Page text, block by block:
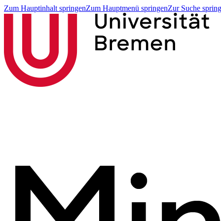
Zum Hauptinhalt springenZum Hauptmenü springenZur Suche